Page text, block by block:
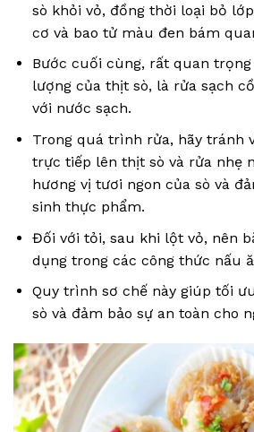
sò khỏi vỏ, đồng thời loại bỏ
cơ và bao tử màu đen bám
Bước cuối cùng, rất quan
lượng của thịt sò, là rửa sạch
với nước sạch.
Trong quá trình rửa, hãy tránh
trực tiếp lên thịt sò và rửa nhẹ
hương vị tươi ngon của sò và
sinh thực phẩm.
Đối với tỏi, sau khi lột vỏ, nên
dụng trong các công thức nấu
Quy trình sơ chế này giúp tối
sò và đảm bảo sự an toàn cho